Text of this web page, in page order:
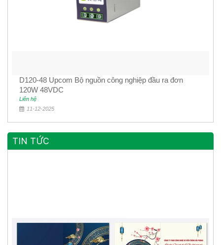
D120-48 Upcom Bộ nguồn công nghiệp đầu ra đơn
120W 48VDC
Liên hệ
11-12-2025
TIN TỨC